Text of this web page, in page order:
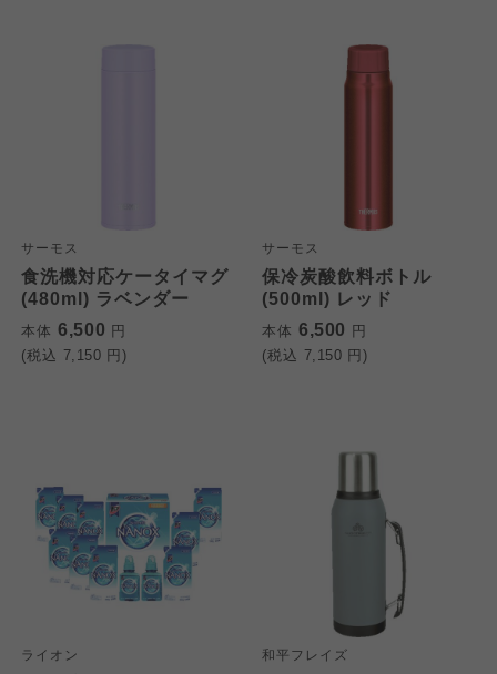
サーモス
食洗機対応ケータイマグ
(480ml) ラベンダー
本体 6,500 円
(税込 7,150 円)
サーモス
保冷炭酸飲料ボトル
(500ml) レッド
本体 6,500 円
(税込 7,150 円)
ライオン 和平フレイズ
ご利用約款（ご利用規約・ご利
用規程）について
このサイトは7つの生協から業務委託を受けて、
個人情報保護方針について
このサイトは7つの生協から業務委託を受けて、
コープきんき事業連合が運営しています。お預
かりしている個人情報については、コープ事業
特定商取引法に基づく表記につ
このサイトは7つの生協から業務委託を受けて、